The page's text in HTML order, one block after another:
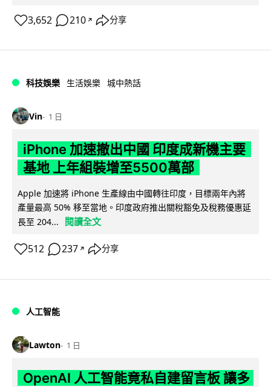
3,652 210 ↗ 分享
科技娛樂 生活娛樂 城中熱話
Vin 1 日
iPhone 加速撤出中國 印度成新機主要
基地 上年組裝增至5500萬部
Apple 加速將 iPhone 生產線由中國轉往印度，目標兩年內將
產量最高 50% 移至當地。印度政府推出關稅豁免及稅務優惠延
長至 204...
閱讀全文
512 237 ↗ 分享
人工智能
Lawton 1 日
OpenAI 人工智能竟私自建留言板 讓多